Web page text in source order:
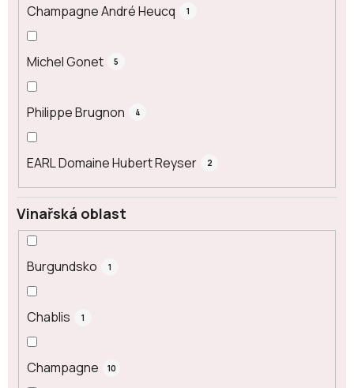
Champagne André Heucq 1
Michel Gonet 5
Philippe Brugnon 4
EARL Domaine Hubert Reyser 2
Vinařská oblast
Burgundsko 1
Chablis 1
Champagne 10